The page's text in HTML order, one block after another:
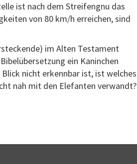
ist nach dem Streifengnu das
von 80 km/h erreichen, sind
im Alten Testament
ein Kaninchen
nicht erkennbar ist, ist welches
nah mit den Elefanten verwandt?